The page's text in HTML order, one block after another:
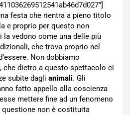
festa che rientra a pieno titolo
e proprio per questo non
la vedono come una delle più
che trova proprio nel
Non dobbiamo
che dietro a questo spettacolo ci
subite dagli animali. Gli
fatto appello alla coscienza
mettere fine ad un fenomeno
questione non è costituita